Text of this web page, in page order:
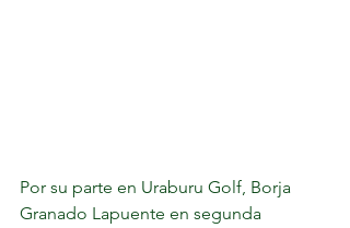
Por su parte en Uraburu Golf, Borja
Granado Lapuente en segunda